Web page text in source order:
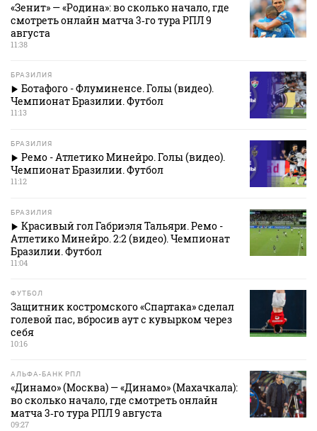
«Зенит» — «Родина»: во сколько начало, где
смотреть онлайн матча 3‑го тура РПЛ 9
августа
11:38
БРАЗИЛИЯ
Ботафого - Флуминенсе. Голы (видео).
Чемпионат Бразилии. Футбол
11:13
БРАЗИЛИЯ
Ремо - Атлетико Минейро. Голы (видео).
Чемпионат Бразилии. Футбол
11:12
БРАЗИЛИЯ
Красивый гол Габриэля Тальяри. Ремо -
Атлетико Минейро. 2:2 (видео). Чемпионат
Бразилии. Футбол
11:04
ФУТБОЛ
Защитник костромского «Спартака» сделал
голевой пас, вбросив аут с кувырком через
себя
10:16
АЛЬФА-БАНК РПЛ
«Динамо» (Москва) — «Динамо» (Махачкала):
во сколько начало, где смотреть онлайн
матча 3‑го тура РПЛ 9 августа
09:27